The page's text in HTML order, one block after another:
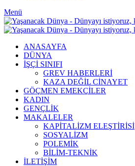
Menü
ANASAYFA
DÜNYA
İŞÇİ SINIFI
GREV HABERLERİ
KAZA DEĞİL CİNAYET
GÖÇMEN EMEKÇİLER
KADIN
GENÇLİK
MAKALELER
KAPİTALİZM ELEŞTİRİSİ
SOSYALİZM
POLEMİK
BİLİM-TEKNİK
ILETIŞIM